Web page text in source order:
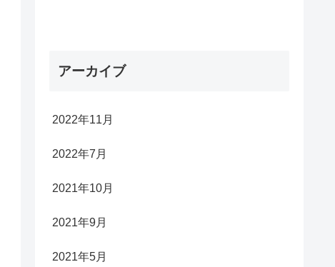
アーカイブ
2022年11月
2022年7月
2021年10月
2021年9月
2021年5月